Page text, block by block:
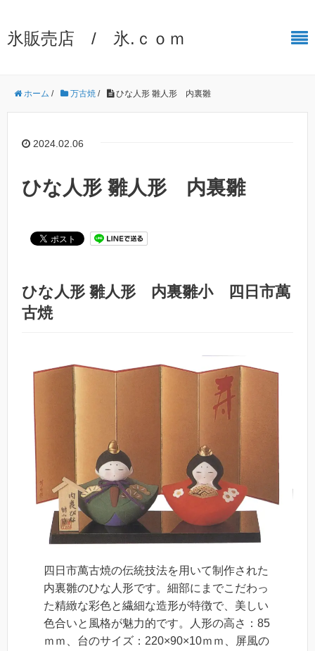
氷販売店 / 氷.ｃｏｍ
ホーム / 万古焼 / ひな人形 雛人形 内裏雛
2024.02.06
ひな人形 雛人形 内裏雛
ひな人形 雛人形 内裏雛小 四日市萬
古焼
四日市萬古焼の伝統技法を用いて制作された
内裏雛のひな人形です。細部にまでこだわっ
た精緻な彩色と繊細な造形が特徴で、美しい
色合いと風格が魅力的です。人形の高さ：85
ｍｍ、台のサイズ：220×90×10ｍｍ、屏風の